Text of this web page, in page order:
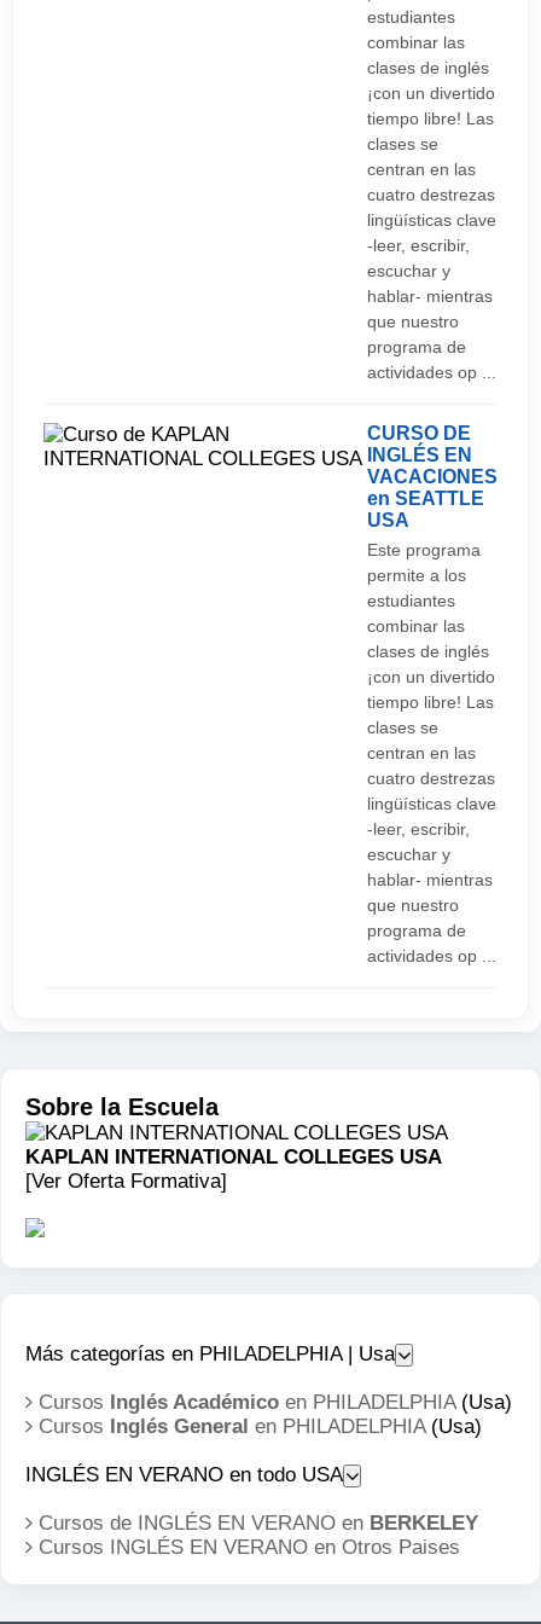
estudiantes
combinar las
clases de inglés
¡con un divertido
tiempo libre! Las
clases se
centran en las
cuatro destrezas
lingüísticas clave
-leer, escribir,
escuchar y
hablar- mientras
que nuestro
programa de
actividades op ...
CURSO DE
INGLÉS EN
VACACIONES
en SEATTLE
USA
Este programa
permite a los
estudiantes
combinar las
clases de inglés
¡con un divertido
tiempo libre! Las
clases se
centran en las
cuatro destrezas
lingüísticas clave
-leer, escribir,
escuchar y
hablar- mientras
que nuestro
programa de
actividades op ...
Sobre la Escuela
KAPLAN INTERNATIONAL COLLEGES USA
[Ver Oferta Formativa]
Más categorías en PHILADELPHIA | Usa
Cursos Inglés Académico en PHILADELPHIA(Usa)
Cursos Inglés General en PHILADELPHIA(Usa)
INGLÉS EN VERANO en todo USA
Cursos de INGLÉS EN VERANO en BERKELEY
Cursos INGLÉS EN VERANO en Otros Paises